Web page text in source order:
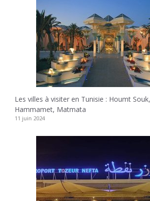
Les villes à visiter en Tunisie : Houmt
Hammamet, Matmata
11 juin 2024